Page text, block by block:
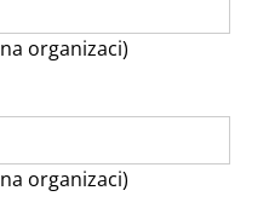
organizaci)
organizaci)